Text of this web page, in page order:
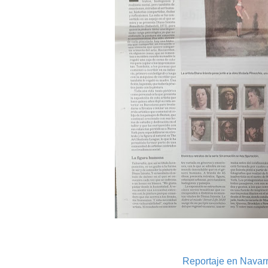
Reportaje en